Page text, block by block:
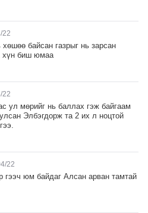
22
байсан газрыг нь зарсан
хүн биш юмаа
22
ул мөрийг нь баллах гэж байгаам
Элбэгдорж та 2 их л ноцтой
22
гээч юм байдаг Алсан арван тамтай